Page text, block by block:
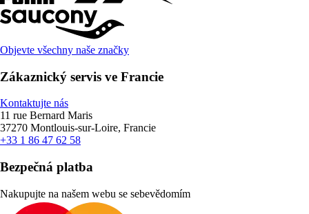
Objevte všechny naše značky
Zákaznický servis ve Francie
Kontaktujte nás
11 rue Bernard Maris
37270 Montlouis-sur-Loire, Francie
+33 1 86 47 62 58
Bezpečná platba
Nakupujte na našem webu se sebevědomím